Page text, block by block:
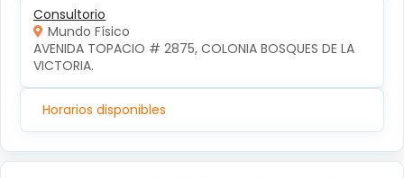
Consultorio
Mundo Físico
AVENIDA TOPACIO # 2875, COLONIA BOSQUES DE LA
VICTORIA.
Horarios disponibles